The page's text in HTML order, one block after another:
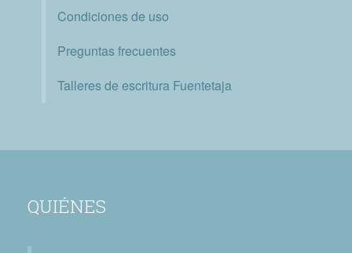
Condiciones de uso
Preguntas frecuentes
Talleres de escritura Fuentetaja
QUIÉNES